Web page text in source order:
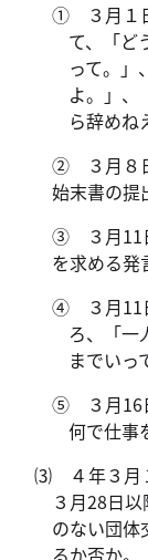
① ３月１
て、「ど
って。」
よ。」、
ら辞めね
② ３月８
始末書の提
③ ３月11
を求める発
④ ３月11
ろ、「一
までいっ
⑤ ３月16
何で仕事
⑶ ４年３月
３月28日
のない団体
るか否か。